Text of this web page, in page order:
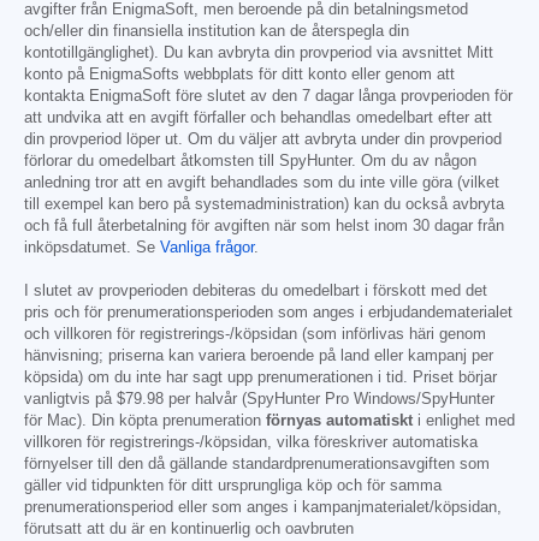
avgifter från EnigmaSoft, men beroende på din betalningsmetod
och/eller din finansiella institution kan de återspegla din
kontotillgänglighet). Du kan avbryta din provperiod via avsnittet Mitt
konto på EnigmaSofts webbplats för ditt konto eller genom att
kontakta EnigmaSoft före slutet av den 7 dagar långa provperioden för
att undvika att en avgift förfaller och behandlas omedelbart efter att
din provperiod löper ut. Om du väljer att avbryta under din provperiod
förlorar du omedelbart åtkomsten till SpyHunter. Om du av någon
anledning tror att en avgift behandlades som du inte ville göra (vilket
till exempel kan bero på systemadministration) kan du också avbryta
och få full återbetalning för avgiften när som helst inom 30 dagar från
inköpsdatumet. Se Vanliga frågor.
I slutet av provperioden debiteras du omedelbart i förskott med det
pris och för prenumerationsperioden som anges i erbjudandematerialet
och villkoren för registrerings-/köpsidan (som införlivas häri genom
hänvisning; priserna kan variera beroende på land eller kampanj per
köpsida) om du inte har sagt upp prenumerationen i tid. Priset börjar
vanligtvis på $79.98 per halvår (SpyHunter Pro Windows/SpyHunter
för Mac). Din köpta prenumeration förnyas automatiskt i enlighet med
villkoren för registrerings-/köpsidan, vilka föreskriver automatiska
förnyelser till den då gällande standardprenumerationsavgiften som
gäller vid tidpunkten för ditt ursprungliga köp och för samma
prenumerationsperiod eller som anges i kampanjmaterialet/köpsidan,
förutsatt att du är en kontinuerlig och oavbruten